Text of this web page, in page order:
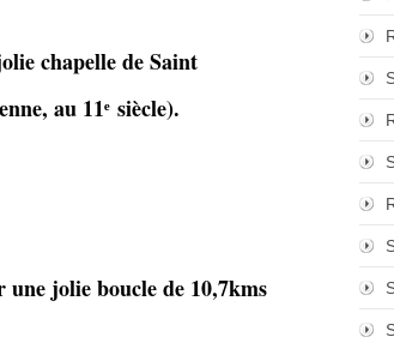
chapelle de Saint
au 11ᵉ siècle).
jolie boucle de 10,7kms